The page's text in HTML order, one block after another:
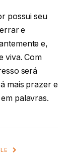
possui seu
e
e,
viva. Com
será
mais prazer e
palavras.